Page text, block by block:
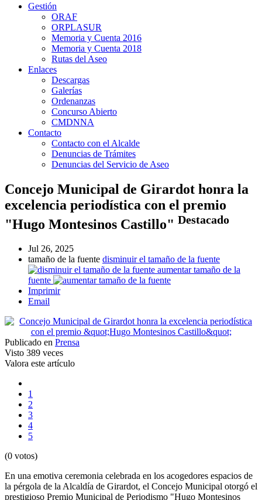
Gestión
ORAF
ORPLASUR
Memoria y Cuenta 2016
Memoria y Cuenta 2018
Rutas del Aseo
Enlaces
Descargas
Galerías
Ordenanzas
Concurso Abierto
CMDNNA
Contacto
Contacto con el Alcalde
Denuncias de Trámites
Denuncias del Servicio de Aseo
Concejo Municipal de Girardot honra la
excelencia periodística con el premio
"Hugo Montesinos Castillo" Destacado
Jul 26, 2025
tamaño de la fuente disminuir el tamaño de la fuente
aumentar tamaño de la
fuente
Imprimir
Email
Publicado en Prensa
Visto 389 veces
Valora este artículo
1
2
3
4
5
(0 votos)
En una emotiva ceremonia celebrada en los acogedores espacios de
la pérgola de la Alcaldía de Girardot, el Concejo Municipal otorgó el
prestigioso Premio Municipal de Periodismo "Hugo Montesinos